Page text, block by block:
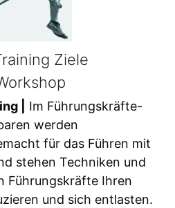
Ziele
|
Im Führungskräfte-
werden
für das Führen mit
stehen Techniken und
Führungskräfte Ihren
und sich entlasten.